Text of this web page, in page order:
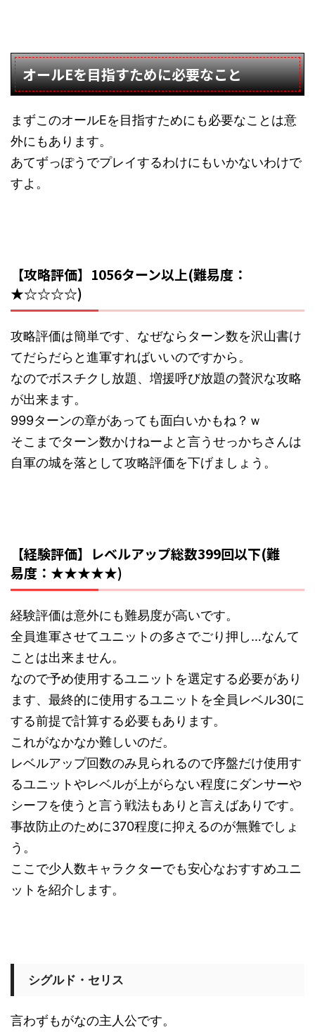
オールEを目指すために必要なこと
まずこのオールEを目指すためにも必要なことは意
外にもあります。
あてずっぽうでプレイするわけにもいかないわけで
すよ。
【攻略評価】1056ターン以上(難易度：
★☆☆☆☆)
攻略評価は簡単です、なぜならターン数を沢山書け
てだらだらと進軍すればいいのですから。
なのでボスチクし放題、増援呼び放題の贅沢な攻略
が出来ます。
999ターンの章があっても面白いかもね？ｗ
そこまでターン数かけねーよと言うせっかちさんは
自軍の城を落として攻略評価を下げましょう。
【経験評価】レベルアップ総数399回以下(難
易度：★★★★★)
経験評価は意外にも難易度が高いです。
全員進軍させてユニットの多さでごり押し…なんて
ことは出来ません。
なので予め使用するユニットを選定する必要があり
ます、最終的に使用するユニットを全員レベル30に
する前提で計算する必要もあります。
これがなかなか難しいのだ。
レベルアップ回数のみ見られるので序盤だけ使用す
るユニットやレベルが上がらない程度にダンサーや
シーフを使うと言う戦法もありと言えばありです。
事故防止のために370程度に抑えるのが無難でしょ
う。
ここで少人数キャラクターでも安心なおすすめユニ
ットを紹介します。
シグルド・セリス
言わずもがなの主人公です。